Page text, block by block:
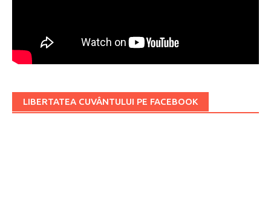
LIBERTATEA CUVÂNTULUI PE FACEBOOK